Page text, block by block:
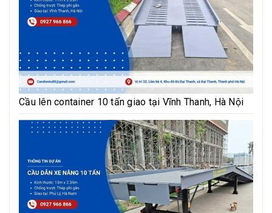
Cầu lên container 10 tấn giao tại Vĩnh Thanh, Hà Nội